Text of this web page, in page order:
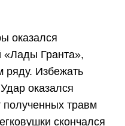
оказался
«Лады Гранта»,
ряду. Избежать
оказался
полученных травм
скончался